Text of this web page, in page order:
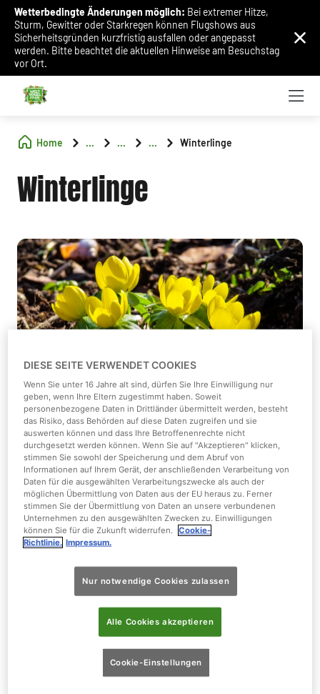
Wetterbedingte Änderungen möglich: Bei extremer Hitze,
Sturm, Gewitter oder Starkregen können Flugshows aus
Sicherheitsgründen kurzfristig ausfallen oder angepasst
werden. Bitte beachtet die aktuellen Hinweise am Besuchstag
vor Ort.
Home ... ... ... Winterlinge
Winterlinge
Wissenschaftlicher Name:Eranthis hyemalis
Kontinent:Europa
Frucht: Ja
Gefallenes Blatt:
Ja
20 cm
DIESE SEITE VERWENDET COOKIES
Wenn Sie unter 16 Jahre alt sind, dürfen Sie Ihre Einwilligung nur
geben, wenn Ihre Eltern zugestimmt haben. Soweit
personenbezogene Daten in Drittländer übermittelt werden, besteht
das Risiko, dass Behörden auf diese Daten zugreifen und sie
auswerten können und dass Ihre Betroffenenrechte nicht
durchgesetzt werden können. Wenn Sie auf "Akzeptieren" klicken,
stimmen Sie sowohl der Speicherung und dem Abruf von
Informationen auf Ihrem Gerät, der anschließenden Verarbeitung von
Daten für die ausgewählten Verarbeitungszwecke als auch der
möglichen Übermittlung von Daten aus der EU heraus zu. Ferner
stimmen Sie der Übermittlung von Daten an unsere verbundenen
Unternehmen zu den ausgewählten Zwecken zu. Einwilligungen
können Sie für die Zukunft widerrufen.
Cookie-
Richtlinie. Impressum.
Nur notwendige Cookies zulassen
Alle Cookies akzeptieren
Cookie-Einstellungen